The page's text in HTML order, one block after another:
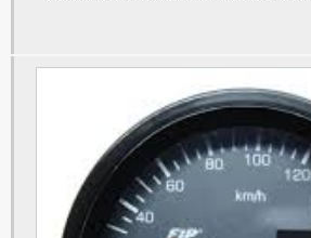
Sensor do câmbio em São Paulo
Tacografo analógico
Sensor de velocidade em São Bernardo do
Sensor de velocidade em São Paulo